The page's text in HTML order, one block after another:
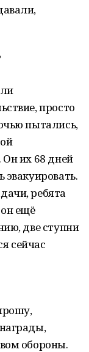
просто
пытались,
Он их 68 дней
эвакуировать.
ребята
ещё
две ступни
сейчас
обороны.